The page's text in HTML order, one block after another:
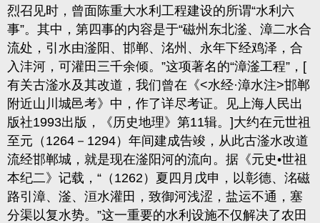
烈召见时，曾面陈重大水利工程建设的所谓“水利六
事”。其中，第四事的内容是于“磁州东北滏、漳二水合
流处，引水由滏阳、邯郸、洺州、永年下经鸡泽，合
入沣河，可灌田三千余倾。”这项著名的“漳滏工程”， [
有关古滏水及其改道，我们曾在《<水经·漳水注>邯郸
附近山川城邑考》中，作了详尽考证。见上海人民出
版社1993出版，《历史地理》第11辑。 ]大约在元世祖
至元（ 1264 － 1294）年间建成告竣，从此古滏水改道
流经邯郸城，就是现在滏阳河的流向。据《元史•世祖
本纪二》记载，“（ 1262）夏四月戊申，以彰德、洺磁
路引漳、滏、洹水灌田，致御河浅涩，盐运不通，塞
分渠以复水势。”这一重要的水利设施不仅解决了农田